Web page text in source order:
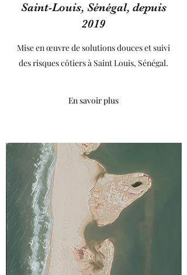
Saint-Louis, Sénégal, depuis
2019
Mise en œuvre de solutions douces et suivi
des risques côtiers à Saint Louis, Sénégal.
En savoir plus